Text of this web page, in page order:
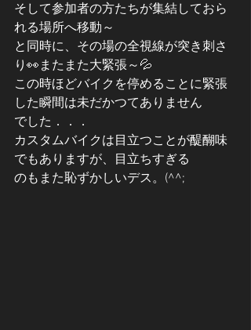
そして参加者の方たちが集結しておら
れる場所へ移動～
と同時に、その場の全視線が突き刺さ
り👀またまた大緊張～💦
この時ほどバイクを停めることに緊張
した瞬間は未だかつてありません
でした．．．
カスタムバイクは目立つことが醍醐味
でもありますが、目立ちすぎる
のもまた恥ずかしいデス。(^^;